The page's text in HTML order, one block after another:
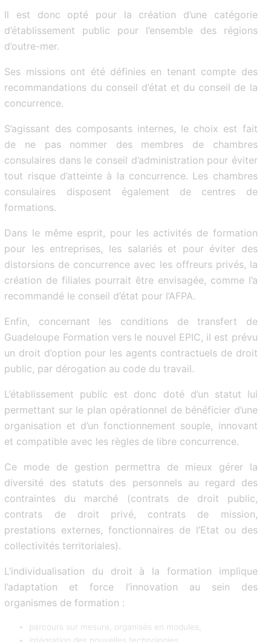
Il est donc opté pour la création d’une catégorie
d’établissement public pour l’ensemble des régions
d’outre-mer.
Ses missions ont été définies en tenant compte des
recommandations du conseil d’état et du conseil de la
concurrence.
S’agissant des composants internes, le choix est fait
de ne pas nommer des membres de chambres
consulaires dans le conseil d’administration pour éviter
tout risque d’atteinte à la concurrence. Les chambres
consulaires disposent également de centres de
formations.
Dans le même esprit, pour les activités de formation
pour les entreprises, les salariés et pour éviter des
distorsions de concurrence avec les offreurs privés, la
création de filiales pourrait être envisagée, comme l’a
recommandé le conseil d’état pour l’AFPA.
Enfin, concernant les conditions de transfert de
Guadeloupe Formation vers le nouvel EPIC, il est prévu
un droit d’option pour les agents contractuels de droit
public, par dérogation au code du travail.
L’établissement public est donc doté d’un statut lui
permettant sur le plan opérationnel de bénéficier d’une
organisation et d’un fonctionnement souple, innovant
et compatible avec les règles de libre concurrence.
Ce mode de gestion permettra de mieux gérer la
diversité des statuts des personnels au regard des
contraintes du marché (contrats de droit public,
contrats de droit privé, contrats de mission,
prestations externes, fonctionnaires de l’Etat ou des
collectivités territoriales).
L’individualisation du droit à la formation implique
l’adaptation et force l’innovation au sein des
organismes de formation :
parcours sur mesure, organisés en modules,
intégration des nouvelles technologies,